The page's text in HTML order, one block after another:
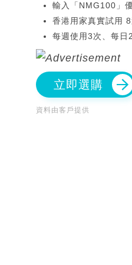
輸入「NMG100」
香港用家真實試用
每週使用3次、每日
立即選購
資料由客戶提供